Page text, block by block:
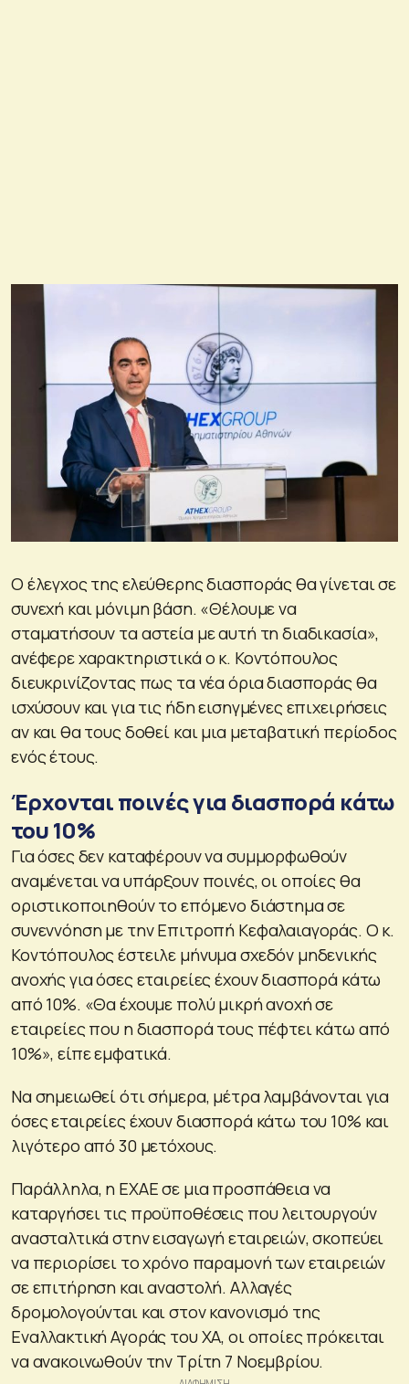
Ο έλεγχος της ελεύθερης διασποράς θα γίνεται σε
συνεχή και μόνιμη βάση. «Θέλουμε να
σταματήσουν τα αστεία με αυτή τη διαδικασία»,
ανέφερε χαρακτηριστικά ο κ. Κοντόπουλος
διευκρινίζοντας πως τα νέα όρια διασποράς θα
ισχύσουν και για τις ήδη εισηγμένες επιχειρήσεις
αν και θα τους δοθεί και μια μεταβατική περίοδος
ενός έτους.
Έρχονται ποινές για διασπορά κάτω
του 10%
Για όσες δεν καταφέρουν να συμμορφωθούν
αναμένεται να υπάρξουν ποινές, οι οποίες θα
οριστικοποιηθούν το επόμενο διάστημα σε
συνεννόηση με την Επιτροπή Κεφαλαιαγοράς. Ο κ.
Κοντόπουλος έστειλε μήνυμα σχεδόν μηδενικής
ανοχής για όσες εταιρείες έχουν διασπορά κάτω
από 10%. «Θα έχουμε πολύ μικρή ανοχή σε
εταιρείες που η διασπορά τους πέφτει κάτω από
10%», είπε εμφατικά.
Να σημειωθεί ότι σήμερα, μέτρα λαμβάνονται για
όσες εταιρείες έχουν διασπορά κάτω του 10% και
λιγότερο από 30 μετόχους.
Παράλληλα, η ΕΧΑΕ σε μια προσπάθεια να
καταργήσει τις προϋποθέσεις που λειτουργούν
ανασταλτικά στην εισαγωγή εταιρειών, σκοπεύει
να περιορίσει το χρόνο παραμονή των εταιρειών
σε επιτήρηση και αναστολή. Αλλαγές
δρομολογούνται και στον κανονισμό της
Εναλλακτική Αγοράς του ΧΑ, οι οποίες πρόκειται
να ανακοινωθούν την Τρίτη 7 Νοεμβρίου.